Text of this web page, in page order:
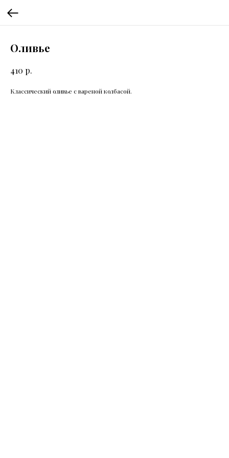
Оливье
410 р.
Классический оливье с вареной колбасой.